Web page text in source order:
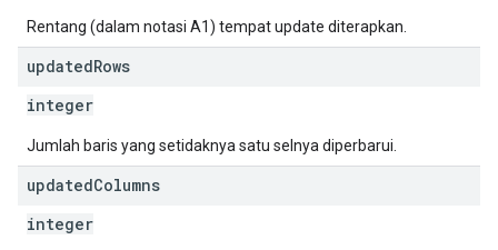
Rentang (dalam notasi A1) tempat update diterapkan.
updatedRows
integer
Jumlah baris yang setidaknya satu selnya diperbarui.
updatedColumns
integer